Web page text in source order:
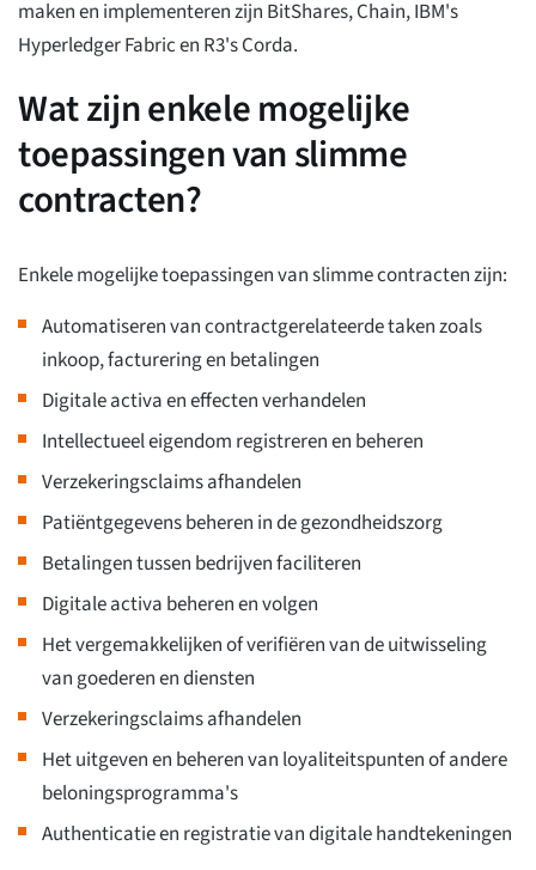
maken en implementeren zijn BitShares, Chain, IBM's
Hyperledger Fabric en R3's Corda.
Wat zijn enkele mogelijke
toepassingen van slimme
contracten?
Enkele mogelijke toepassingen van slimme contracten zijn:
Automatiseren van contractgerelateerde taken zoals
inkoop, facturering en betalingen
Digitale activa en effecten verhandelen
Intellectueel eigendom registreren en beheren
Verzekeringsclaims afhandelen
Patiëntgegevens beheren in de gezondheidszorg
Betalingen tussen bedrijven faciliteren
Digitale activa beheren en volgen
Het vergemakkelijken of verifiëren van de uitwisseling
van goederen en diensten
Verzekeringsclaims afhandelen
Het uitgeven en beheren van loyaliteitspunten of andere
beloningsprogramma's
Authenticatie en registratie van digitale handtekeningen